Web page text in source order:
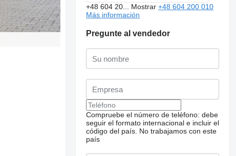
+48 604 20... Mostrar+48 604 200 010
Más información
Pregunte al vendedor
Compruebe el número de teléfono: debe
seguir el formato internacional e incluir el
código del país. No trabajamos con este
país